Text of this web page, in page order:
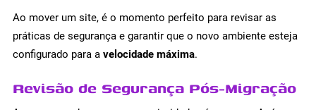
Ao mover um site, é o momento perfeito para revisar as
práticas de segurança e garantir que o novo ambiente esteja
configurado para a velocidade máxima.
Revisão de Segurança Pós-Migração